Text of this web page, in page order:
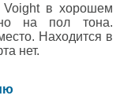
в хорошем
на пол тона.
Находится в
нет.